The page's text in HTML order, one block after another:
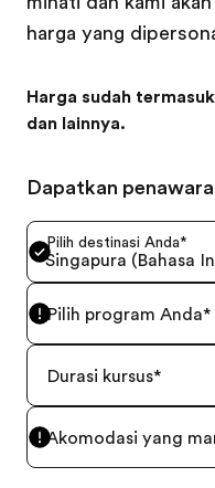
Bergabung dengan tim kami
harga yang
Harga sudah
dan lainnya.
Dapatkan
Pilih destinasi Anda*
Singapura (Bahasa
Pilih program Anda*
Durasi kursus*
Akomodasi yang